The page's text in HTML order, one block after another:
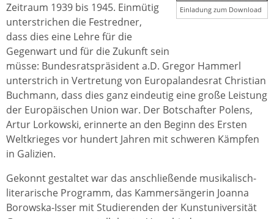
Einladung zum Download
Zeitraum 1939 bis 1945. Einmütig
unterstrichen die Festredner,
dass dies eine Lehre für die
Gegenwart und für die Zukunft sein
müsse: Bundesratspräsident a.D. Gregor Hammerl
unterstrich in Vertretung von Europalandesrat Christian
Buchmann, dass dies ganz eindeutig eine große Leistung
der Europäischen Union war. Der Botschafter Polens,
Artur Lorkowski, erinnerte an den Beginn des Ersten
Weltkrieges vor hundert Jahren mit schweren Kämpfen
in Galizien.
Gekonnt gestaltet war das anschließende musikalisch-
literarische Programm, das Kammersängerin Joanna
Borowska-Isser mit Studierenden der Kunstuniversität